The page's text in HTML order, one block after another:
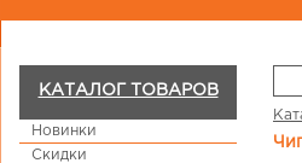
КАТАЛОГ ТОВАРОВ
Новинки
Скидки